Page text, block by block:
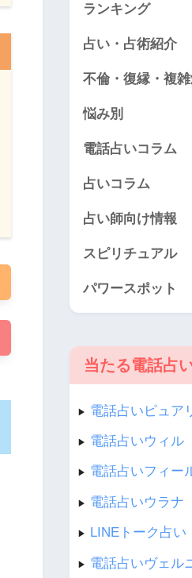
ランキング
占い・占術紹介
不倫・復縁・複
悩み別
電話占いコラム
占いコラム
占い師向け情報
スピリチュアル
パワースポット
当たる電話占
▶︎ 電話占いピュア
▶︎ 電話占いウィル
▶︎ 電話占いフィー
▶︎ 電話占いウラナ
▶︎ LINEトーク占い
▶︎ 電話占いヴェル